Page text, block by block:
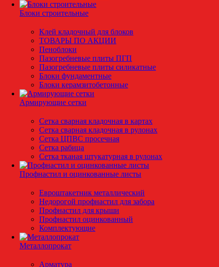
Блоки строительные
Клей кладочный для блоков
ТОВАРЫ ПО АКЦИИ
Пеноблоки
Пазогребневые плиты ПГП
Пазогребневые плиты силикатные
Блоки фундаментные
Блоки керамзитобетонные
Армирующие сетки
Сетка сварная кладочная в картах
Сетка сварная кладочная в рулонах
Сетка ЦПВС просечная
Сетка рабица
Сетка тканая штукатурная в рулонах
Профнастил и оцинкованные листы
Евроштакетник металлический
Недорогой профнастил для забора
Профнастил для крыши
Профнастил оцинкованный
Комплектующие
Металлопрокат
Арматура